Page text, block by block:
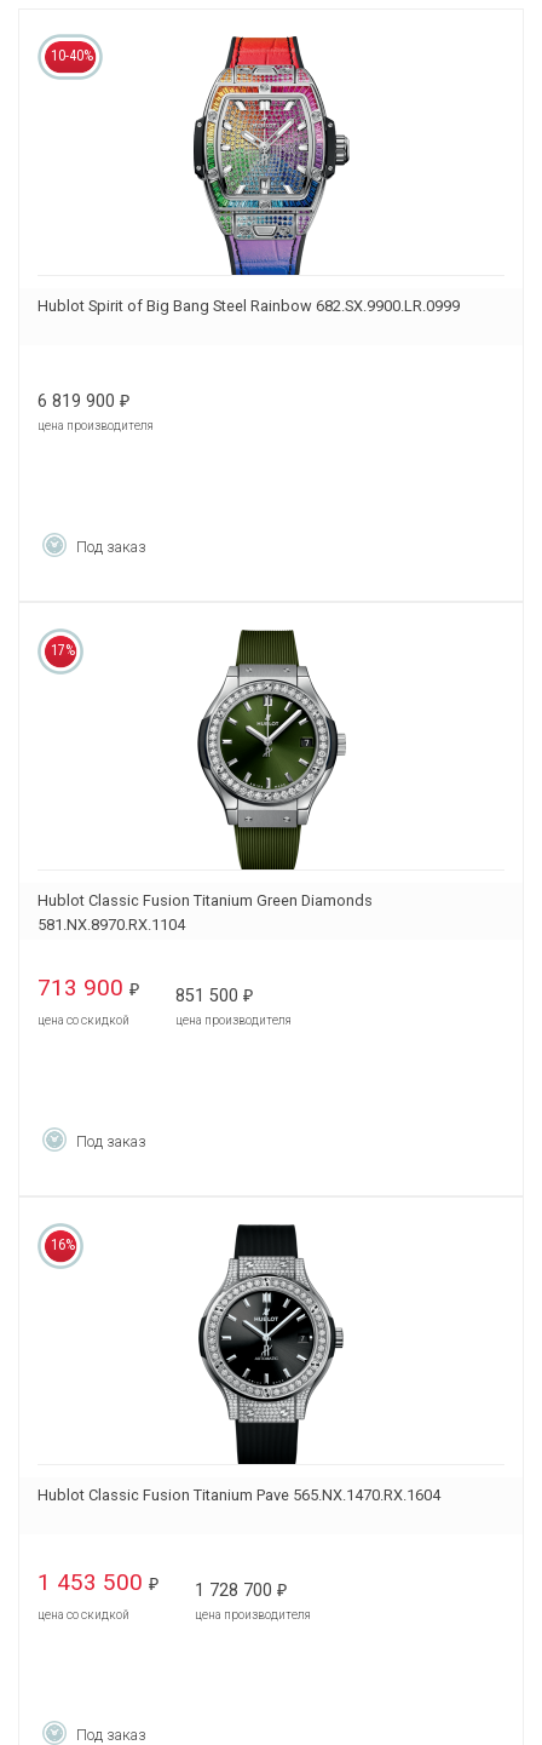
10-40%
Hublot Spirit of Big Bang Steel Rainbow 682.SX.9900.LR.0999
6 819 900 ₽
цена производителя
Под заказ
17%
Hublot Classic Fusion Titanium Green Diamonds
581.NX.8970.RX.1104
713 900 ₽
цена со скидкой
851 500 ₽
цена производителя
Под заказ
16%
Hublot Classic Fusion Titanium Pave 565.NX.1470.RX.1604
1 453 500 ₽
цена со скидкой
1 728 700 ₽
цена производителя
Под заказ